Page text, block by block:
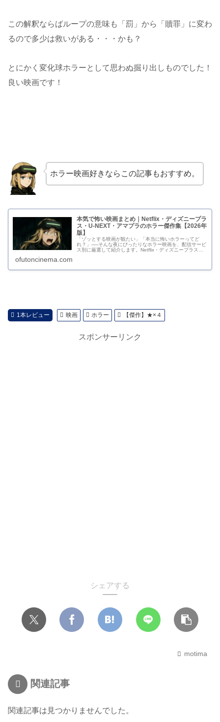
この解釈ならばループの意味も「罰」から「贖罪」に変わ
るので多少は救いがある・・・かも？
とにかく変化球ホラーとして思わぬ掘り出しものでした！
良い映画です！
ホラー映画好きならこの記事もおすすめ。
本気で怖い映画まとめ｜Netflix・ディズニープラ
ス・U-NEXT・アマプラのホラー傑作集【2026年
版】
「ゾッとする映画が観たい」「本当に怖いホラーってど
れ？」──そんな夜にぴったりなホラー映画を、配信サービ
ス別に厳選して紹介します。Netflix・ディズニープラス・
ofutoncinema.com
1本レビュー 映画 ホラー 【傑作】★×４
スポンサーリンク
シェアする
motima
関連記事
関連記事は見つかりませんでした。